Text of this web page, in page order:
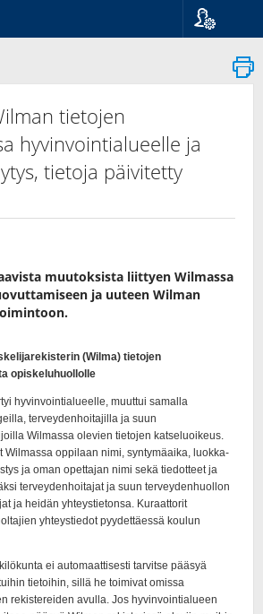
Suomi
Svenska
tietojen
hyvinvointialueelle ja
tietoja päivitetty
muutoksista liittyen Wilmassa
ja uuteen Wilman